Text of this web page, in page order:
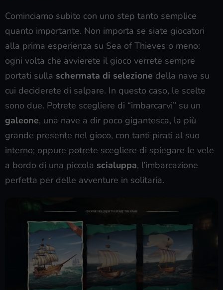
Cominciamo subito con uno step tanto semplice
quanto importante. Non importa se siate giocatori
alla prima esperienza su Sea of Thieves o meno:
ogni volta che avvierete il gioco verrete sempre
portati sulla schermata di selezione della nave su
cui deciderete di salpare. In questo caso, le scelte
sono due. Potrete scegliere di “imbarcarvi” su un
galeone, una nave a dir poco gigantesca, la più
grande presente nel gioco, con tanti pirati al suo
interno; oppure potrete scegliere di spiegare le vele
a bordo di una piccola scialuppa, l’imbarcazione
perfetta per delle avventure in solitaria.